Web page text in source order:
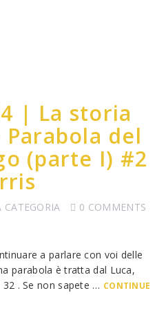
| La storia
del
(parte I) #2
CATEGORIA
0 COMMENTS
a parlare con voi delle
parabola è tratta dal Luca,
. Se non sapete … CONTINUE